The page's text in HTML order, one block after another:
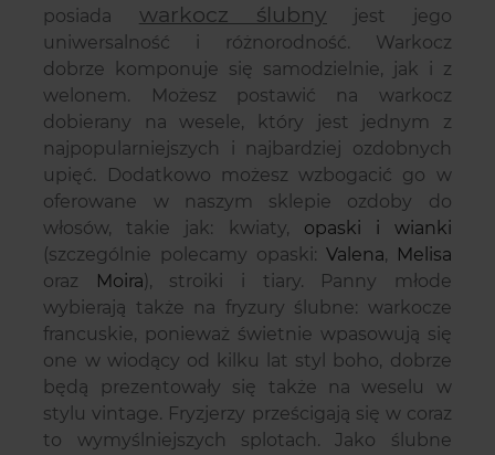
posiada warkocz ślubny jest jego
uniwersalność i różnorodność. Warkocz
dobrze komponuje się samodzielnie, jak i z
welonem. Możesz postawić na warkocz
dobierany na wesele, który jest jednym z
najpopularniejszych i najbardziej ozdobnych
upięć. Dodatkowo możesz wzbogacić go w
oferowane w naszym sklepie ozdoby do
włosów, takie jak: kwiaty, opaski i wianki
(szczególnie polecamy opaski: Valena,
Melisa
oraz
Moira), stroiki i tiary. Panny młode
wybierają także na fryzury ślubne: warkocze
francuskie, ponieważ świetnie wpasowują się
one w wiodący od kilku lat styl boho, dobrze
będą prezentowały się także na weselu w
stylu vintage. Fryzjerzy prześcigają się w coraz
to wymyślniejszych splotach. Jako ślubne